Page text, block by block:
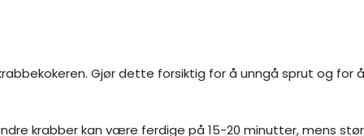
Gjør dette forsiktig for å unngå sprut og for
krabber kan være ferdige på 15-20 minutter, mens